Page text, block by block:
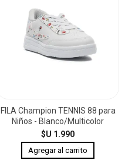
FILA Champion TENNIS 88 para
Niños - Blanco/Multicolor
$U 1.990